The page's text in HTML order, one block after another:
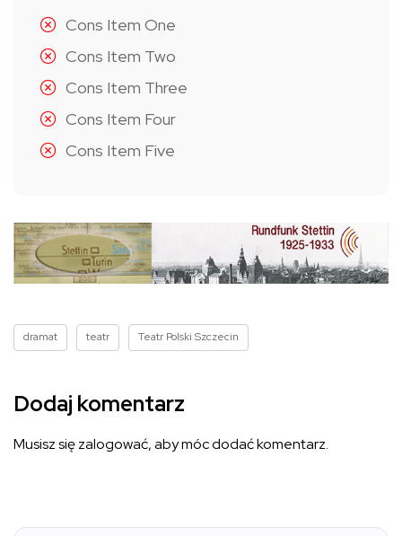
Cons Item One
Cons Item Two
Cons Item Three
Cons Item Four
Cons Item Five
dramat teatr Teatr Polski Szczecin
Dodaj komentarz
Musisz sięzalogować, aby móc dodać komentarz.